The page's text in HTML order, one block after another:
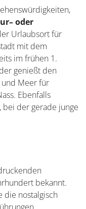
oder
Urlaubsort für
mit dem
im frühen 1.
genießt den
und Meer für
Ebenfalls
der gerade
bekannt.